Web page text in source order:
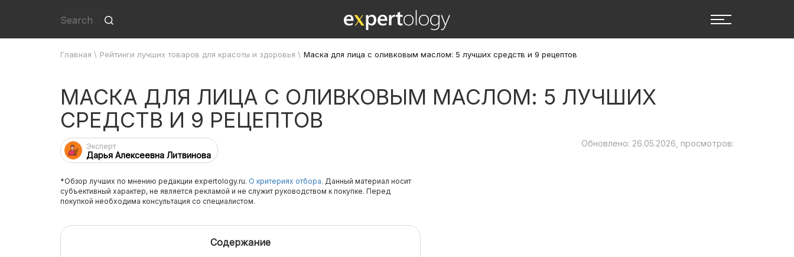
Главная \ Рейтинги лучших товаров для красоты и здоровья \ Маска для лица с оливковым маслом: 5 лучших средств и 9 рецептов
МАСКА ДЛЯ ЛИЦА С ОЛИВКОВЫМ МАСЛОМ: 5 ЛУЧШИХ
СРЕДСТВ И 9 РЕЦЕПТОВ
Эксперт
Дарья Алексеевна Литвинова
Обновлено: 26.05.2026, просмотров:
*Обзор лучших по мнению редакции expertology.ru. О критериях отбора. Данный материал носит
субъективный характер, не является рекламой и не служит руководством к покупке. Перед
покупкой необходима консультация со специалистом.
Содержание